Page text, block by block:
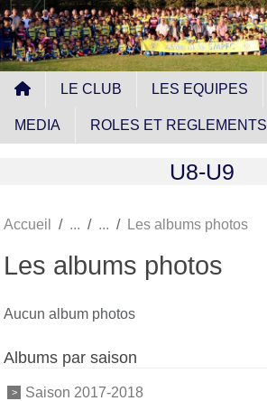
LE CLUB LES EQUIPES
MEDIA ROLES ET REGLEMENTS
U8-U9
Accueil Les albums photos
Les albums photos
Aucun album photos
Albums par saison
Saison 2017-2018
Panneau de gestion des cookies